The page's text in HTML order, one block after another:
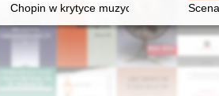
Szymanowski : studia i
Chopin w krytyce muzycznej (1918-